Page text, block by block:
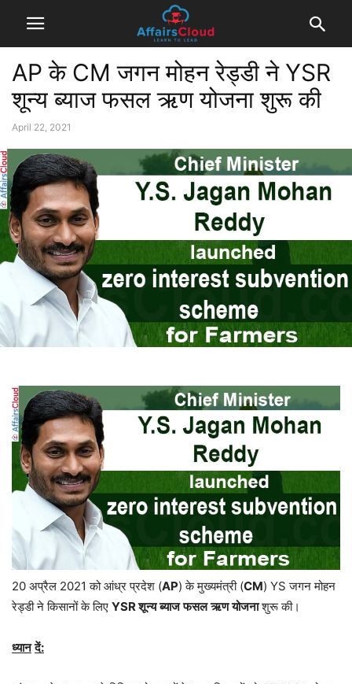
AP के CM जगन मोहन रेड्डी ने YSR
शून्य ब्याज फसल ऋण योजना शुरू की
April 22, 2021
20 अप्रैल 2021 को आंध्र प्रदेश (AP) के मुख्यमंत्री (CM) YS जगन मोहन
रेड्डी ने किसानों के लिए YSRशून्य ब्याज फसल ऋण योजनाशुरू की।
ध्यान दें: